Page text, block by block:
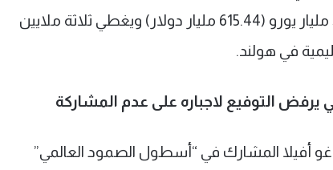
في هولندا بإجمالي أصول تبلغ حوالي 524 مليار يورو (615.44 مليار دولار) ويغطي ثلاثة ملايين
في هولند.
يرفض التوفيع لاجباره على عدم المشاركة
أفيلا المشارك في “أسطول الصمود العالمي”